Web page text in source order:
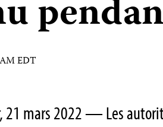
EDT
21 mars 2022 — Les